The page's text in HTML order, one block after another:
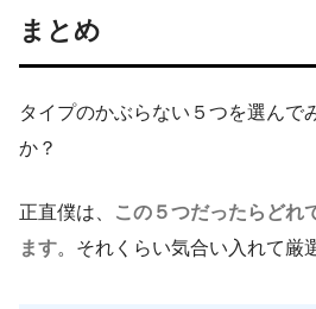
まとめ
タイプのかぶらない５つを選んで
か？
正直僕は、
この５つだったらどれ
ます。それくらい気合い入れて厳